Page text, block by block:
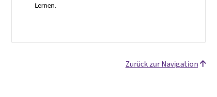
Lernen.
Zurück zur Navigation